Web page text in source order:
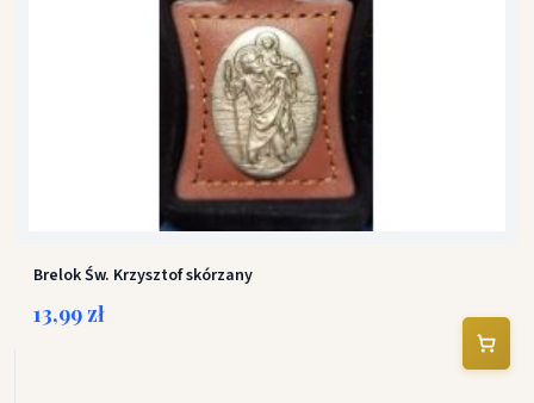
Brelok Św. Krzysztof skórzany
13,99 zł